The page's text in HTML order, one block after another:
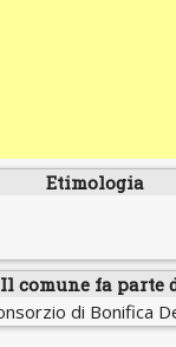
Etimologia
Il comune fa parte
di Bonifica